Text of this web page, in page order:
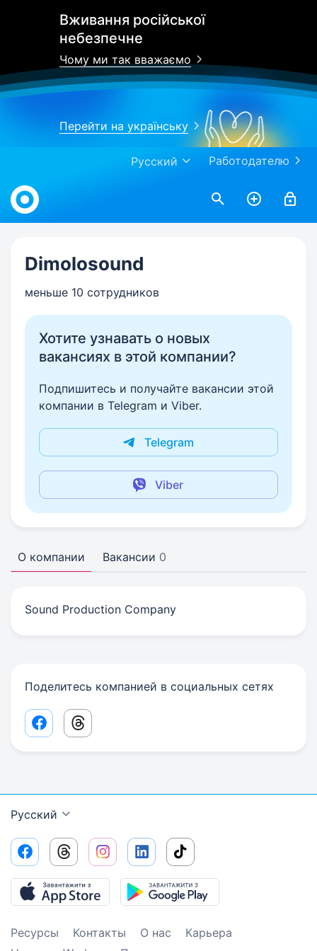
Вживання російської
небезпечне
Чому ми так вважаємо
Перейти на українську
Работодателю
Русский
Work.ua
Dimolosound
меньше 10 сотрудников
Хотите узнавать о новых
вакансиях в этой компании?
Подпишитесь и получайте вакансии этой
компании в Telegram и Viber.
Telegram
Viber
О компании Вакансии 0
Sound Production Company
Поделитесь компанией в социальных сетях
Facebook share link
Threads share link
Русский
Ресурсы Контакты О нас
Карьера